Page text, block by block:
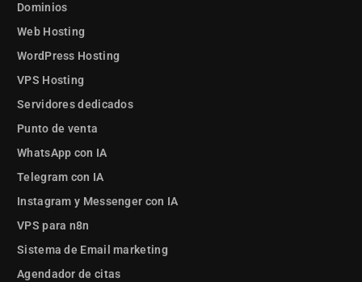
Dominios
Web Hosting
WordPress Hosting
VPS Hosting
Servidores dedicados
Punto de venta
WhatsApp con IA
Telegram con IA
Instagram y Messenger con IA
VPS para n8n
Sistema de Email marketing
Agendador de citas